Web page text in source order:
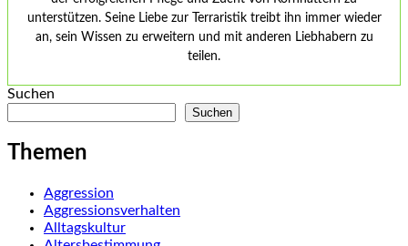
unterstützen. Seine Liebe zur Terraristik treibt ihn immer wieder
an, sein Wissen zu erweitern und mit anderen Liebhabern zu
teilen.
Suchen
Suchen
Themen
Aggression
Aggressionsverhalten
Alltagskultur